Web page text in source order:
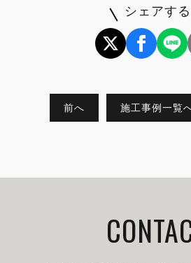
シェアする
前へ 施工事例一覧